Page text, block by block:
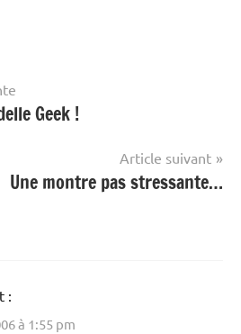
Geek !
Article suivant
Une montre pas stressante…
:
à 1:55 pm